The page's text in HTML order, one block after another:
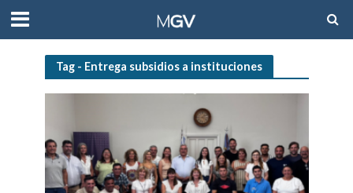
Tag - Entrega subsidios a instituciones